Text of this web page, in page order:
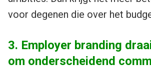
voor degenen die over het
3. Employer branding
om onderscheidend